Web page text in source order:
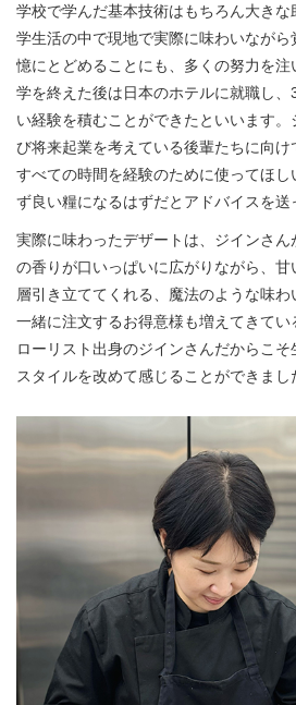
学校で学んだ基本技術はもちろん大き
学生活の中で現地で実際に味わいなが
憶にとどめることにも、多くの努力を
学を終えた後は日本のホテルに就職し
い経験を積むことができたといいます
び将来起業を考えている後輩たちに向け
すべての時間を経験のために使ってほ
ず良い糧になるはずだとアドバイスを送
実際に味わったデザートは、ジインさ
の香りが口いっぱいに広がりながら、
層引き立ててくれる、魔法のような味
一緒に注文するお得意様も増えてきて
ローリスト出身のジインさんだからこ
スタイルを改めて感じることができまし